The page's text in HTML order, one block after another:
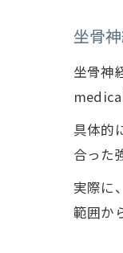
坐骨
坐骨神
具体的
合った
実際に
範囲か